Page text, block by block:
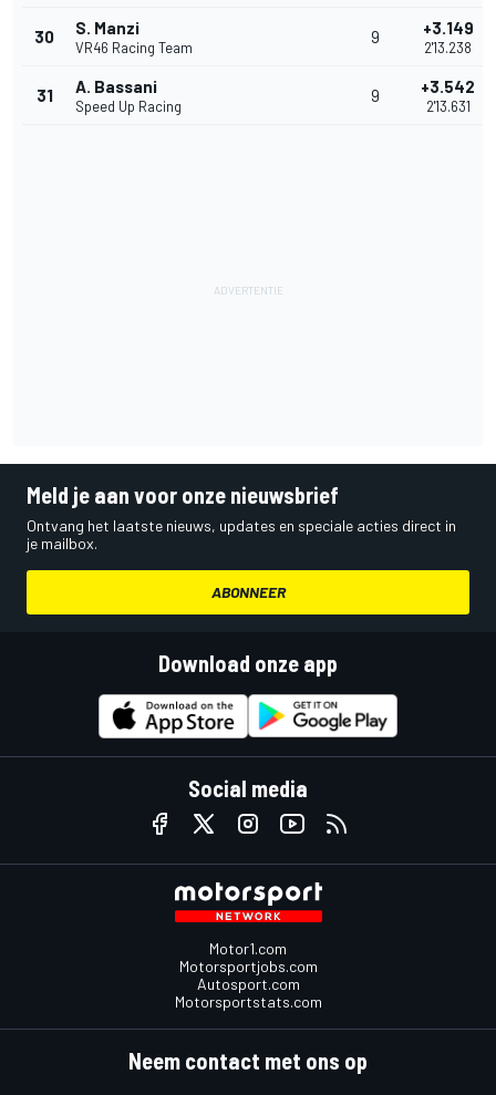
30 S. Manzi
VR46 Racing Team
9 +3.149
2'13.238
31 A. Bassani
Speed Up Racing
9 +3.542
2'13.631
Meld je aan voor onze nieuwsbrief
Ontvang het laatste nieuws, updates en speciale acties direct in
je mailbox.
ABONNEER
Download onze app
Social media
Motor1.com
Motorsportjobs.com
Autosport.com
Motorsportstats.com
Neem contact met ons op